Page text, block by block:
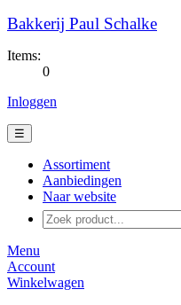
Bakkerij Paul Schalke
Items:
0
Inloggen
☰
Assortiment
Aanbiedingen
Naar website
Menu
Account
Winkelwagen